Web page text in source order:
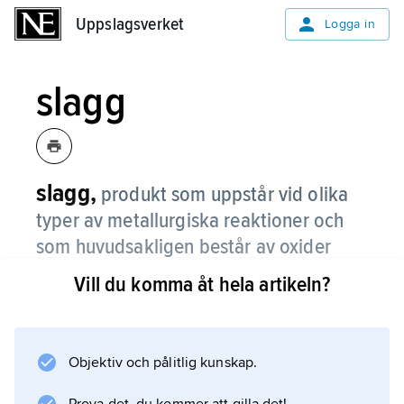
Uppslagsverket Logga in
slagg
slagg, produkt som uppstår vid olika
typer av metallurgiska reaktioner och
som huvudsakligen består av oxider
(ofta silikater).
t.ex. som
Vill du komma åt hela artikeln?
Objektiv och pålitlig kunskap.